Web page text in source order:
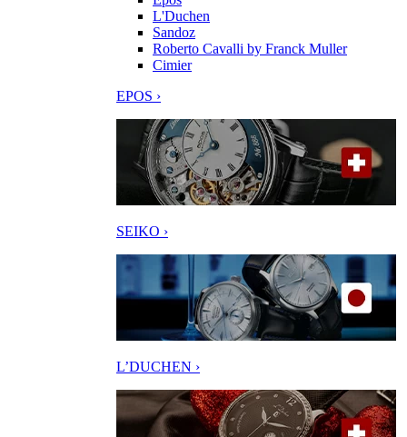
L'Duchen
Sandoz
Roberto Cavalli by Franck Muller
Cimier
EPOS ›
SEIKO ›
L’DUCHEN ›